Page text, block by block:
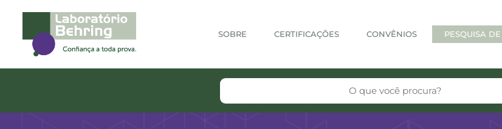
SOBRE CERTIFICAÇÕES CONVÊNIOS PESQUISA